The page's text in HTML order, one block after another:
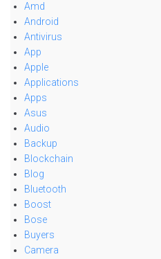
Amd
Android
Antivirus
App
Apple
Applications
Apps
Asus
Audio
Backup
Blockchain
Blog
Bluetooth
Boost
Bose
Buyers
Camera